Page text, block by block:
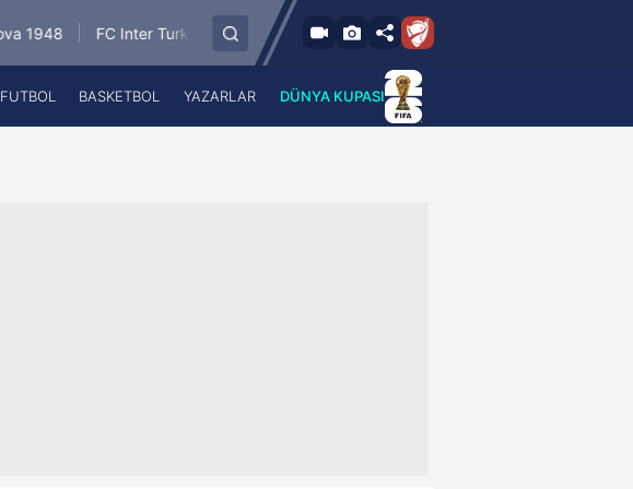
FC Inter Turku
6.8.2026 - Per
18:00
FC Vaduz Jagiellonia Bialystok
A Haber Radyo
FUTBOL BASKETBOL YAZARLAR DÜNYA KUPASI